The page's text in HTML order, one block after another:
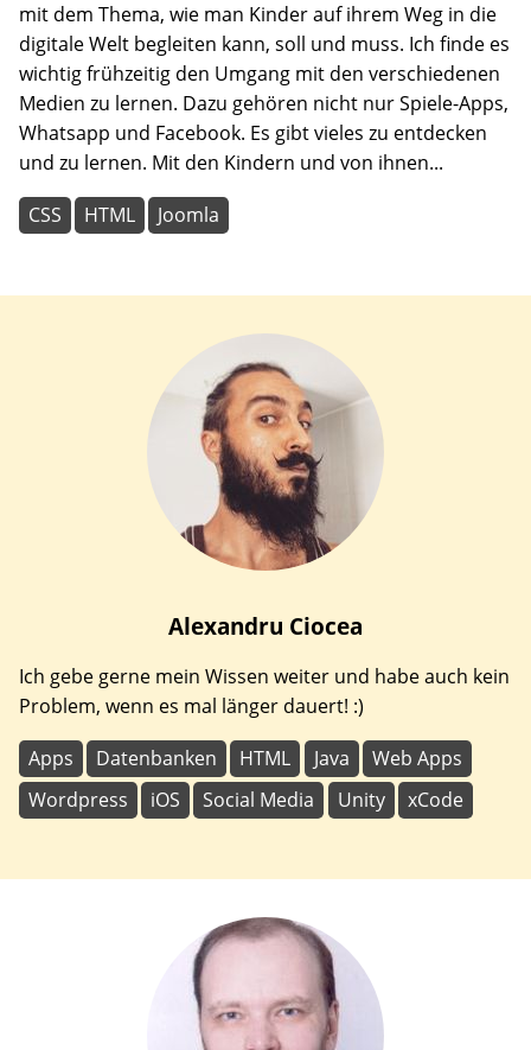
mit dem Thema, wie man Kinder auf ihrem Weg in die
digitale Welt begleiten kann, soll und muss. Ich finde es
wichtig frühzeitig den Umgang mit den verschiedenen
Medien zu lernen. Dazu gehören nicht nur Spiele-Apps,
Whatsapp und Facebook. Es gibt vieles zu entdecken
und zu lernen. Mit den Kindern und von ihnen...
CSS HTML Joomla
Alexandru Ciocea
Ich gebe gerne mein Wissen weiter und habe auch kein
Problem, wenn es mal länger dauert! :)
Apps Datenbanken HTML Java
Web Apps
Wordpress
iOS Social Media Unity xCode